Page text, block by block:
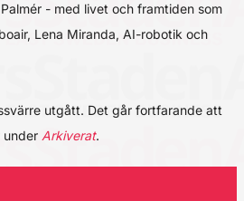
- med livet och framtiden som
Lena Miranda, AI-robotik och
utgått. Det går fortfarande att
under Arkiverat.